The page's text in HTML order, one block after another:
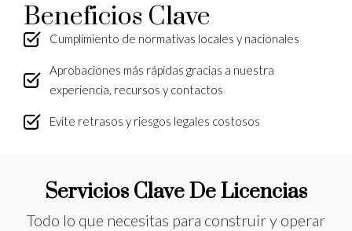
Beneficios Clave
Cumplimiento de normativas locales y nacionales
Aprobaciones más rápidas gracias a nuestra
experiencia, recursos y contactos
Evite retrasos y riesgos legales costosos
Servicios Clave De Licencias
Todo lo que necesitas para construir y operar